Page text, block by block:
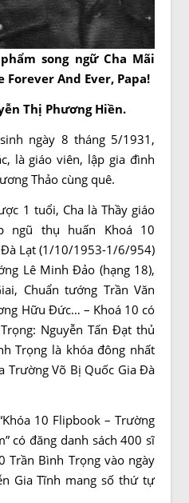
song ngữ Cha Mãi
And Ever, Papa!
Thị Phương Hiền.
ngày 8 tháng 5/1931,
là giáo viên, lập gia đình
Thảo cùng quê.
1 tuổi, Cha là Thầy giáo
ngũ thụ huấn Khoá 10
Lạt (1/10/1953-1/6/954)
Lê Minh Ðảo (hạng 18),
Chuẩn tướng Trần Văn
Hữu Đức… – Khoá 10 có
Nguyễn Tấn Đạt thủ
Trọng là khóa đông nhất
Trường Võ Bị Quốc Gia Đà
10 Flipbook – Trường
có đăng danh sách 400 sĩ
Trần Bình Trọng vào ngày
Gia Tĩnh mang số thứ tự